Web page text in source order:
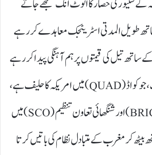
کے سکیورٹی حصار کا اٹوٹ انگ سمجھے جاتے
طویل المدتی اسٹریٹجک معاہدے کر رہے
ساتھ تیل کی قیمتوں پر ہم آہنگی پیدا کر رہے
ہیں۔ بھارت جیسا ملک، جو کواڈ (QUAD) میں امریکہ کا حلیف ہے،
اسی وقت برکس (BRICS) اور شنگھائی تعاون تنظیم (SCO) میں
کر مغرب کے متبادل نظام کی باتیں کرتا